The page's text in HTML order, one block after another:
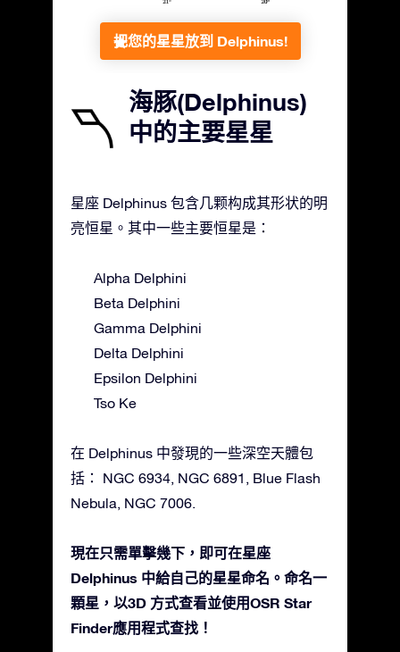
把您的星星放到 Delphinus!
海豚(Delphinus)
中的主要星星
星座 Delphinus 包含几颗构成其形状的明
亮恒星。其中一些主要恒星是：
Alpha Delphini
Beta Delphini
Gamma Delphini
Delta Delphini
Epsilon Delphini
Tso Ke
在 Delphinus 中發現的一些深空天體包
括： NGC 6934, NGC 6891, Blue Flash
Nebula, NGC 7006.
現在只需單擊幾下，即可在星座
Delphinus 中給自己的星星命名。命名一
顆星，以3D 方式查看並使用OSR Star
Finder應用程式查找！